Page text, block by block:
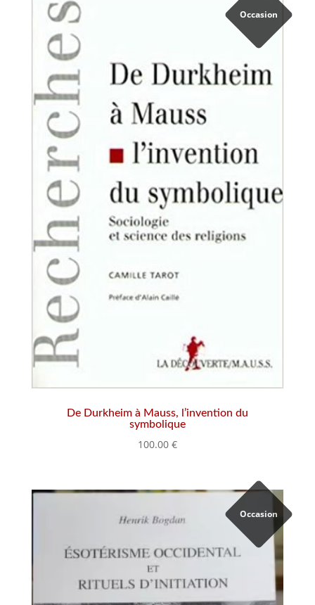
Occasion
De Durkheim à Mauss, l’invention du
symbolique
100.00 €
Occasion